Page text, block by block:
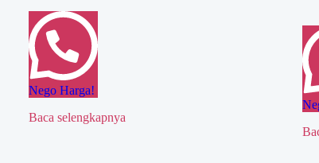
Nego Harga!
Baca selengkapnya